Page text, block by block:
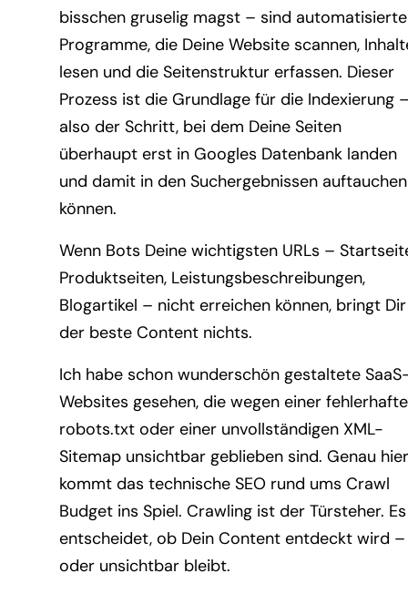
bisschen gruselig magst – sind automatisierte
Programme, die Deine Website scannen,
lesen und die Seitenstruktur erfassen. Dieser
Prozess ist die Grundlage für die Indexierung
also der Schritt, bei dem Deine Seiten
überhaupt erst in Googles Datenbank landen
und damit in den Suchergebnissen auftauchen
können.
Wenn Bots Deine wichtigsten URLs –
Produktseiten, Leistungsbeschreibungen,
Blogartikel – nicht erreichen können, bringt Dir
der beste Content nichts.
Ich habe schon wunderschön gestaltete
Websites gesehen, die wegen einer
robots.txt oder einer unvollständigen XML-
Sitemap unsichtbar geblieben sind. Genau hier
kommt das technische SEO rund ums Crawl
Budget ins Spiel. Crawling ist der Türsteher. Es
entscheidet, ob Dein Content entdeckt wird –
oder unsichtbar bleibt.